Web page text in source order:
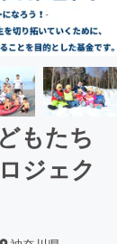
もたち
ジェク